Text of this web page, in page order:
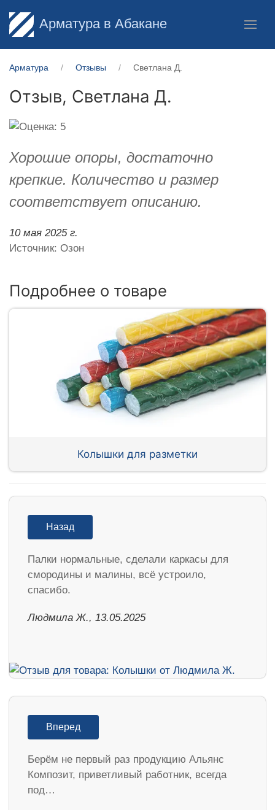
Арматура в Абакане
Арматура Отзывы Светлана Д.
Отзыв, Светлана Д.
Хорошие опоры, достаточно
крепкие. Количество и размер
соответствует описанию.
10 мая 2025 г.
Источник: Озон
Подробнее о товаре
Колышки для разметки
Назад
Палки нормальные, сделали каркасы для
смородины и малины, всё устроило,
спасибо.
Людмила Ж., 13.05.2025
Вперед
Берём не первый раз продукцию Альянс
Композит, приветливый работник, всегда
под…